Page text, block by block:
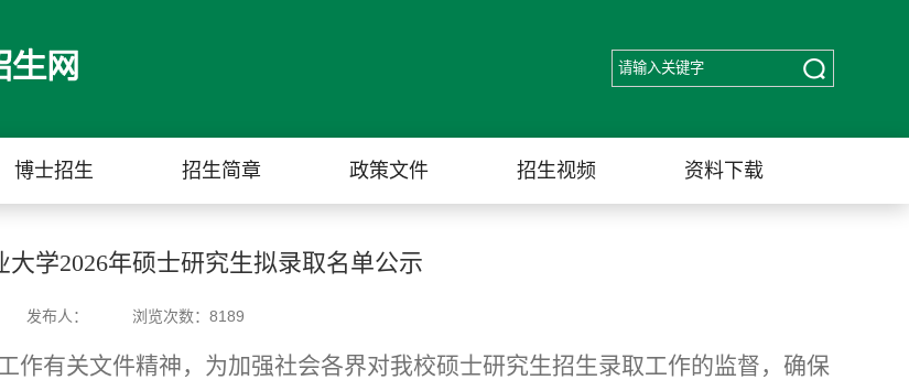
博士招生 招生简章 政策文件 招生视频 资料下载
大学2026年硕士研究生拟录取名单公示
发布人： 浏览次数： 8189
作有关文件精神，为加强社会各界对我校硕士研究生招生录取工作的监督，确保